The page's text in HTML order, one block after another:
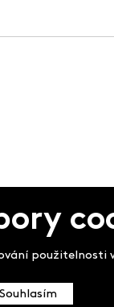
Souhlasím